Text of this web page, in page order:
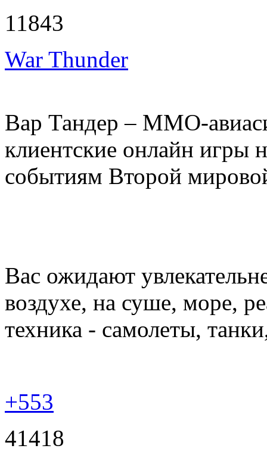
11843
War Thunder
Вар Тандер – ММО-
клиентские онлайн игры
событиям Второй
Вас ожидают
воздухе, на суше, море,
техника - самолеты,
+553
41418